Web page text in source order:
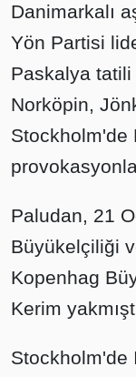
Danimarkalı
Yön Partisi
Paskalya
Norköpin,
Stockholm'de
Paludan, 21
Büyükelçiliği
Kopenhag
Kerim
Stockholm'de